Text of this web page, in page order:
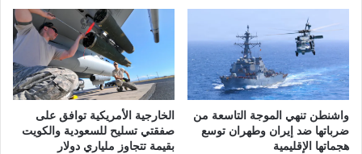
واشنطن تنهي الموجة التاسعة من
ضرباتها ضد إيران وطهران توسع
هجماتها الإقليمية
الخارجية الأمريكية توافق على
صفقتي تسليح للسعودية والكويت
بقيمة تتجاوز ملياري دولار